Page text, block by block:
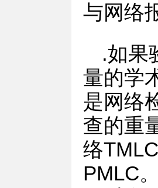
与网络
.如果
量的学
是网络
查的重
络
PMLC